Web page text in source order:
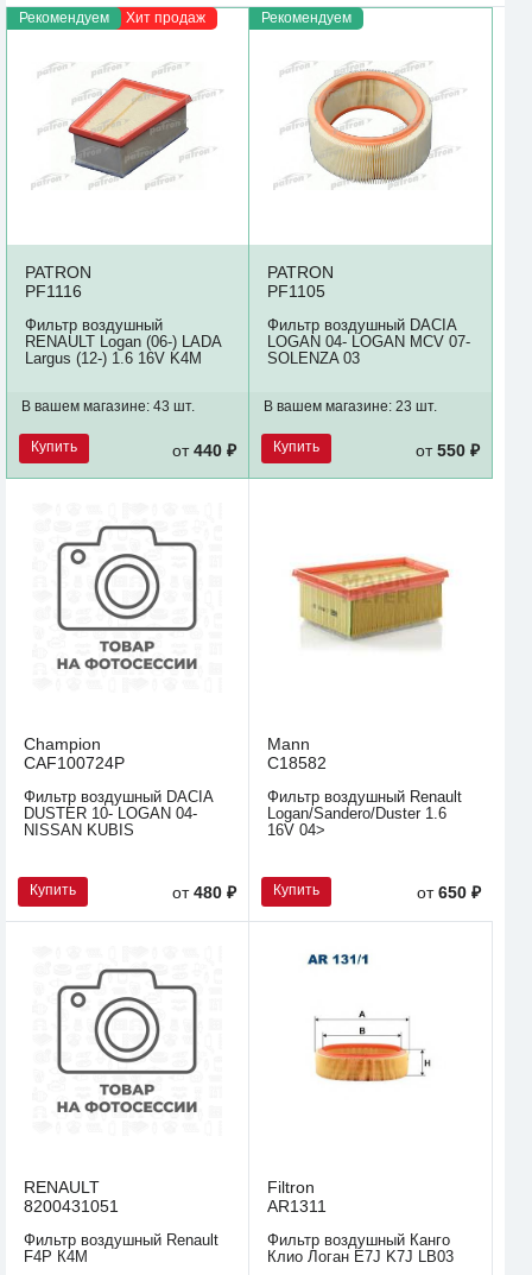
Рекомендуем Хит продаж
PATRON
PF1116
Фильтр воздушный
RENAULT Logan (06-) LADA
Largus (12-) 1.6 16V K4M
В вашем магазине: 43 шт.
Купить от440 ₽
Рекомендуем
PATRON
PF1105
Фильтр воздушный DACIA
LOGAN 04- LOGAN MCV 07-
SOLENZA 03
В вашем магазине: 23 шт.
Купить от550 ₽
Champion
CAF100724P
Фильтр воздушный DACIA
DUSTER 10- LOGAN 04-
NISSAN KUBIS
Купить от480 ₽
Mann
C18582
Фильтр воздушный Renault
Logan/Sandero/Duster 1.6
16V 04>
Купить от650 ₽
RENAULT
8200431051
Фильтр воздушный Renault
F4P К4M
Filtron
AR1311
Фильтр воздушный Канго
Клио Логан E7J K7J LB03